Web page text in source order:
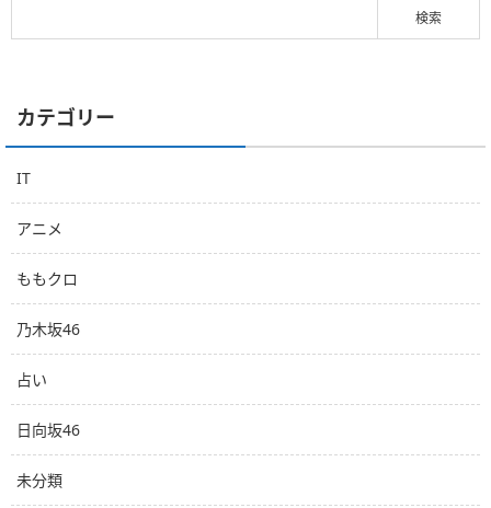
カテゴリー
IT
アニメ
ももクロ
乃木坂46
占い
日向坂46
未分類